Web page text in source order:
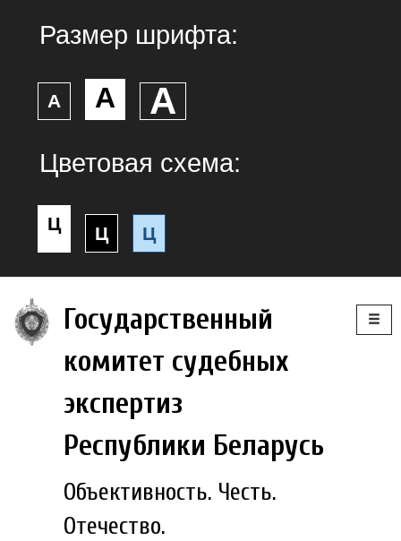
Размер шрифта:
А А А
Цветовая схема:
Ц Ц Ц
Государственный
комитет судебных
экспертиз
Республики Беларусь
Объективность. Честь.
Отечество.